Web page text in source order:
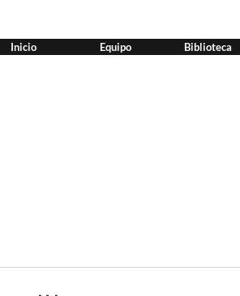
Inicio Equipo Biblioteca